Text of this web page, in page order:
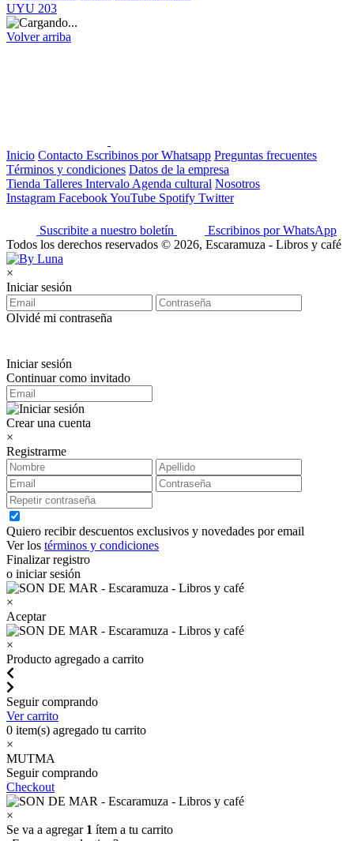
UYU 203
Volver arriba
Inicio Contacto Escribinos por Whatsapp Preguntas frecuentes
Términos y condiciones Datos de la empresa
Tienda Talleres Intervalo Agenda cultural Nosotros
Instagram FacebookYouTube Spotify Twitter
Suscribite a nuestro boletín
Escribinos por WhatsApp
Todos los derechos reservados © 2026, Escaramuza - Libros y café
×
Iniciar sesión
Olvidé mi contraseña
Iniciar sesión
Continuar como invitado
Crear una cuenta
×
Registrarme
Quiero recibir descuentos exclusivos y novedades por email
Ver los términos y condiciones
Finalizar registro
o iniciar sesión
×
Aceptar
×
Producto agregado a carrito
Seguir comprando
Ver carrito
0 item(s) agregado tu carrito
×
MUTMA
Seguir comprando
Checkout
×
Se va a agregar 1 ítem a tu carrito